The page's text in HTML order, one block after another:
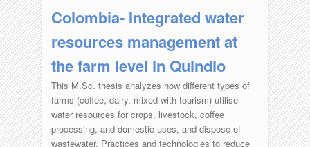
Colombia- Integrated water
resources management at
the farm level in Quindio
This M.Sc. thesis analyzes how different types of
farms (coffee, dairy, mixed with tourism) utilise
water resources for crops, livestock, coffee
processing, and domestic uses, and dispose of
wastewater. Practices and technologies to reduce